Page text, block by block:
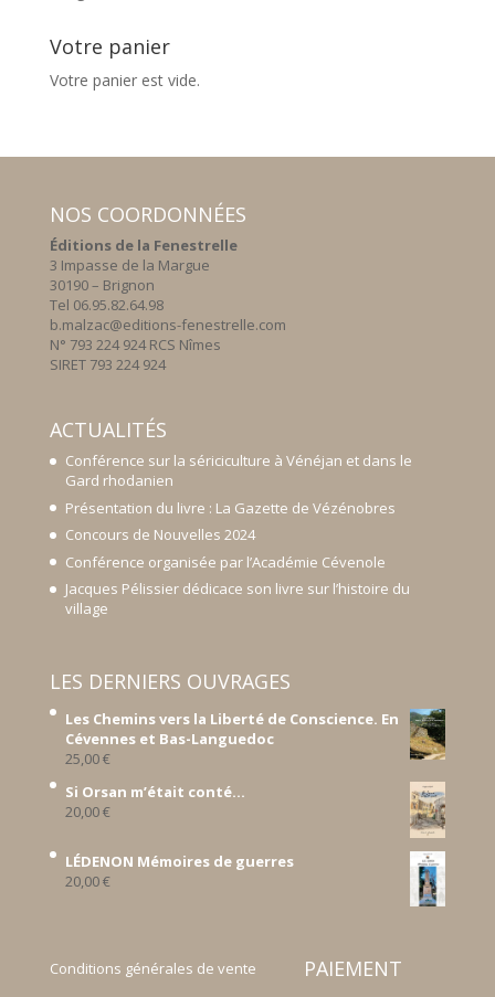
Votre panier
Votre panier est vide.
NOS COORDONNÉES
Éditions de la Fenestrelle
3 Impasse de la Margue
30190 – Brignon
Tel 06.95.82.64.98
b.malzac@editions-fenestrelle.com
N° 793 224 924 RCS Nîmes
SIRET 793 224 924
ACTUALITÉS
Conférence sur la sériciculture à Vénéjan et dans le
Gard rhodanien
Présentation du livre : La Gazette de Vézénobres
Concours de Nouvelles 2024
Conférence organisée par l’Académie Cévenole
Jacques Pélissier dédicace son livre sur l’histoire du
village
LES DERNIERS OUVRAGES
Les Chemins vers la Liberté de Conscience. En
Cévennes et Bas-Languedoc
25,00€
Si Orsan m’était conté...
20,00€
LÉDENON Mémoires de guerres
20,00€
Conditions générales de vente
PAIEMENT